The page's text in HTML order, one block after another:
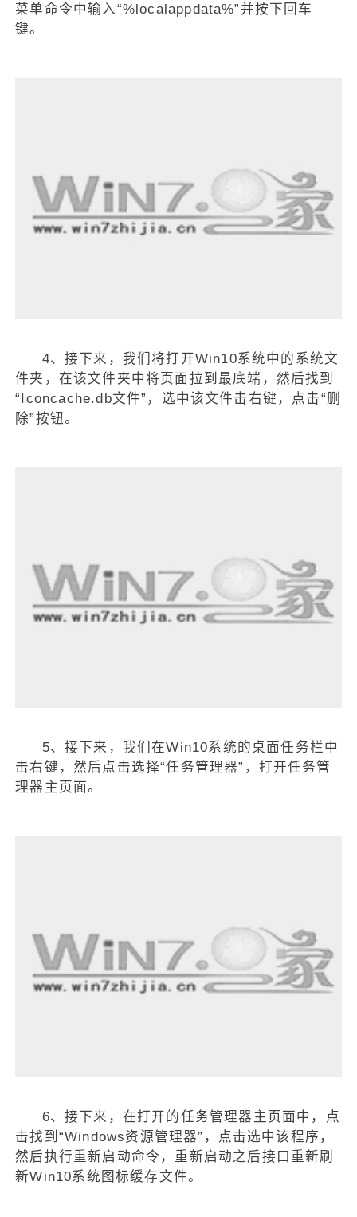
菜单命令中输入“%localappdata%”并按下回车
键。
4、接下来，我们将打开Win10系统中的系统文
件夹，在该文件夹中将页面拉到最底端，然后找到
“Iconcache.db文件”，选中该文件击右键，点击“删
除”按钮。
5、接下来，我们在Win10系统的桌面任务栏中
击右键，然后点击选择“任务管理器”，打开任务管
理器主页面。
6、接下来，在打开的任务管理器主页面中，点
击找到“Windows资源管理器”，点击选中该程序，
然后执行重新启动命令，重新启动之后接口重新刷
新Win10系统图标缓存文件。